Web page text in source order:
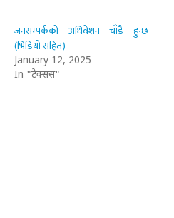
जनसम्पर्कको अधिवेशन चाँडै हुन्छ
(भिडियो सहित)
January 12, 2025
In "टेक्सस"